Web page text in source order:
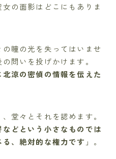
の面影はどこにもありま
瞳の光を失ってはいませ
問いを投げかけます。
涼の密偵の情報を伝えた
堂々とそれを認めます。
どという小さなものでは
、絶対的な権力です 」。